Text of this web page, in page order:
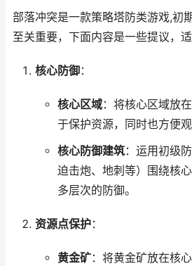
部落冲突是一款策略塔防类游戏,初
至关重要，下面内容是一些提议，
核心防御：
核心区域：将核心区域放
于保护资源，同时也方便观
核心防御建筑：运用初级
迫击炮、地刺等）围绕核
多层次的防御。
资源点保护：
黄金矿：将黄金矿放在核